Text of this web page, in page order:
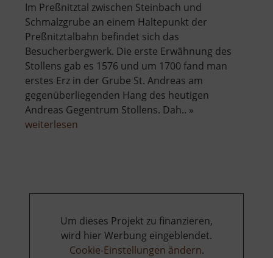
Im Preßnitztal zwischen Steinbach und
Schmalzgrube an einem Haltepunkt der
Preßnitztalbahn befindet sich das
Besucherbergwerk. Die erste Erwähnung des
Stollens gab es 1576 und um 1700 fand man
erstes Erz in der Grube St. Andreas am
gegenüberliegenden Hang des heutigen
Andreas Gegentrum Stollens. Dah.. »
weiterlesen
Um dieses Projekt zu finanzieren,
wird hier Werbung eingeblendet.
Cookie-Einstellungen ändern.